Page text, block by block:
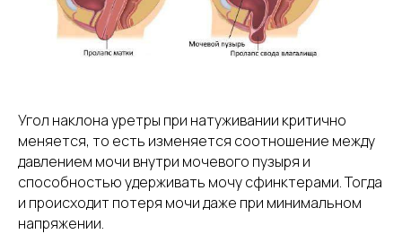
Угол наклона уретры при натуживании критично
меняется, то есть изменяется соотношение между
давлением мочи внутри мочевого пузыря и
способностью удерживать мочу сфинктерами. Тогда
и происходит потеря мочи даже при минимальном
напряжении.